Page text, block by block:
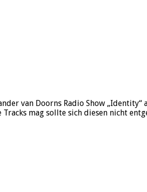
van Doorns Radio Show
mag sollte sich diesen nicht